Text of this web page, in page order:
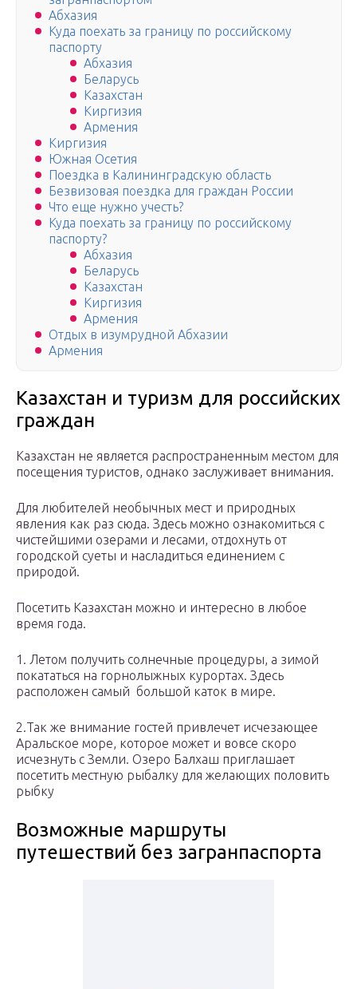
Абхазия
Куда поехать за границу по российскому
паспорту
Абхазия
Беларусь
Казахстан
Киргизия
Армения
Киргизия
Южная Осетия
Поездка в Калининградскую область
Безвизовая поездка для граждан России
Что еще нужно учесть?
Куда поехать за границу по российскому
паспорту?
Абхазия
Беларусь
Казахстан
Киргизия
Армения
Отдых в изумрудной Абхазии
Армения
Казахстан и туризм для российских
граждан
Казахстан не является распространенным местом для
посещения туристов, однако заслуживает внимания.
Для любителей необычных мест и природных
явления как раз сюда. Здесь можно ознакомиться с
чистейшими озерами и лесами, отдохнуть от
городской суеты и насладиться единением с
природой.
Посетить Казахстан можно и интересно в любое
время года.
1. Летом получить солнечные процедуры, а зимой
покататься на горнолыжных курортах. Здесь
расположен самый большой каток в мире.
2.Так же внимание гостей привлечет исчезающее
Аральское море, которое может и вовсе скоро
исчезнуть с Земли. Озеро Балхаш приглашает
посетить местную рыбалку для желающих половить
рыбку
Возможные маршруты
путешествий без загранпаспорта